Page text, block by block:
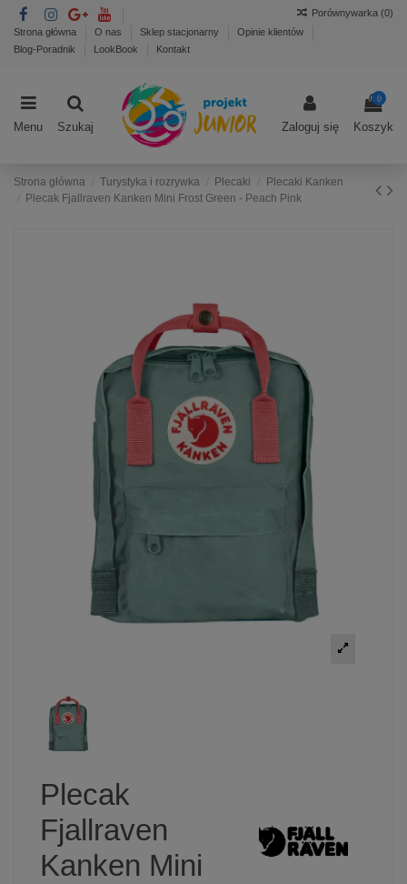
Strona główna O nas Sklep stacjonarny
Opinie klientów
Blog-Poradnik
LookBook Kontakt
Porównywarka (0)
Menu Szukaj Zaloguj się
0
Koszyk
Strona główna Turystyka i rozrywka Plecaki
Plecaki Kanken
Plecak Fjallraven Kanken Mini Frost Green - Peach Pink
Plecak
Fjallraven
Kanken Mini